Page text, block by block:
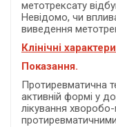
метотрексату
Невідомо, чи
виведення
Клінічні
Показання.
Протиревматична
активній формі у
лікування